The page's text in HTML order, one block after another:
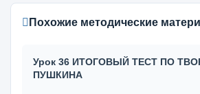
Похожие методические
Урок 36 ИТОГОВЫЙ ТЕСТ ПО
ПУШКИНА